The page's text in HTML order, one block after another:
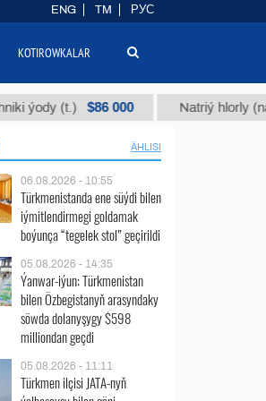
(t.) $86 000 Natriý hlorly (nahar
ÄHLISI
06.08.2026 - 10:55
Türkmenistanda ene süýdi bilen
iýmitlendirmegi goldamak
boýunça “tegelek stol” geçirildi
05.08.2026 - 14:35
Ýanwar-iýun: Türkmenistan
bilen Özbegistanyň arasyndaky
söwda dolanyşygy $598
milliondan geçdi
05.08.2026 - 11:11
Türkmen ilçisi JATA-nyň
ENG TM РУС
KOTIROWKALAR